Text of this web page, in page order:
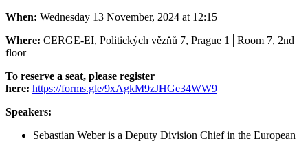
When: Wednesday 13 November, 2024 at 12:15
Where: CERGE-EI, Politických vězňů 7, Prague 1
Room 7, 2nd
floor
To reserve a seat, please register
here: https://forms.gle/9xAgkM9zJHGe34WW9
Speakers:
Sebastian Weber is a Deputy Division Chief in the European